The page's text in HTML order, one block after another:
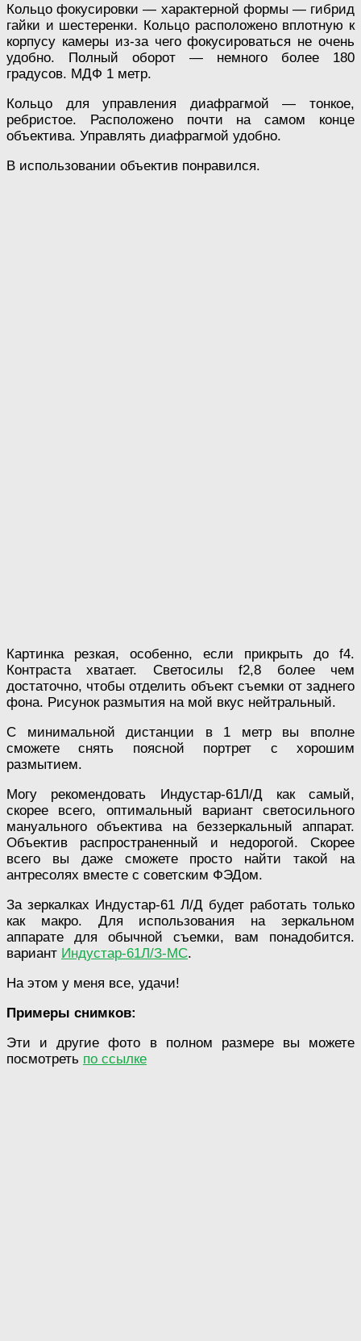
Кольцо фокусировки — характерной формы — гибрид
гайки и шестеренки. Кольцо расположено вплотную к
корпусу камеры из-за чего фокусироваться не очень
удобно. Полный оборот — немного более 180
градусов. МДФ 1 метр.
Кольцо для управления диафрагмой — тонкое,
ребристое. Расположено почти на самом конце
объектива. Управлять диафрагмой удобно.
В использовании объектив понравился.
Картинка резкая, особенно, если прикрыть до f4.
Контраста хватает. Светосилы f2,8 более чем
достаточно, чтобы отделить объект съемки от заднего
фона. Рисунок размытия на мой вкус нейтральный.
С минимальной дистанции в 1 метр вы вполне
сможете снять поясной портрет с хорошим
размытием.
Могу рекомендовать Индустар-61Л/Д как самый,
скорее всего, оптимальный вариант светосильного
мануального объектива на беззеркальный аппарат.
Объектив распространенный и недорогой. Скорее
всего вы даже сможете просто найти такой на
антресолях вместе с советским ФЭДом.
За зеркалках Индустар-61 Л/Д будет работать только
как макро. Для использования на зеркальном
аппарате для обычной съемки, вам понадобится.
вариант Индустар-61Л/З-МС.
На этом у меня все, удачи!
Примеры снимков:
Эти и другие фото в полном размере вы можете
посмотреть по ссылке